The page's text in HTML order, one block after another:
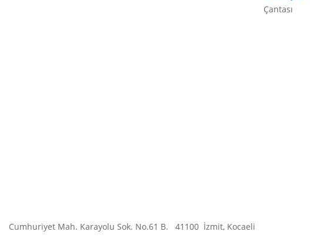
Çantası
Cumhuriyet Mah. Karayolu Sok. No.61 B. 41100 İzmit, Kocaeli